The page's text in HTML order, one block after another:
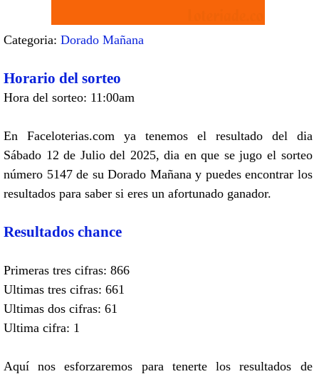
Categoria: Dorado Mañana
Horario del sorteo
Hora del sorteo: 11:00am
En Faceloterias.com ya tenemos el resultado del dia
Sábado 12 de Julio del 2025, dia en que se jugo el sorteo
número 5147 de su Dorado Mañana y puedes encontrar los
resultados para saber si eres un afortunado ganador.
Resultados chance
Primeras tres cifras: 866
Ultimas tres cifras: 661
Ultimas dos cifras: 61
Ultima cifra: 1
Aquí nos esforzaremos para tenerte los resultados de